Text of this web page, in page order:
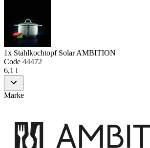
1x Stahlkochtopf Solar AMBITION
Code 44472
6,1 l
Marke